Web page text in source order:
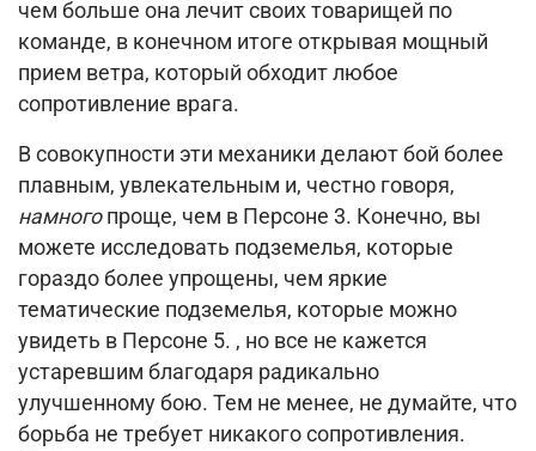
чем больше она лечит своих товарищей по
команде, в конечном итоге открывая мощный
прием ветра, который обходит любое
сопротивление врага.
В совокупности эти механики делают бой более
плавным, увлекательным и, честно говоря,
намногопроще, чем в Персоне 3. Конечно, вы
можете исследовать подземелья, которые
гораздо более упрощены, чем яркие
тематические подземелья, которые можно
увидеть в Персоне 5. , но все не кажется
устаревшим благодаря радикально
улучшенному бою. Тем не менее, не думайте, что
борьба не требует никакого сопротивления.